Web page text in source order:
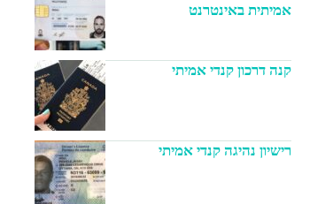
אמיתית באינטרנט
קנה דרכון קנדי אמיתי
רישיון נהיגה קנדי אמיתי